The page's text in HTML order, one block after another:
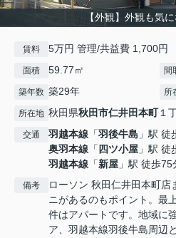
【外観】外観も気
賃料 5万円 管理/共益費 1,700円
面積 59.77㎡ 間
築年数 築29年 所
所在地 秋田県秋田市仁井田本町１
交通 羽越本線 「羽後牛島 」駅 徒
奥羽本線 「 四ツ小屋 」駅 徒
羽越本線 「新屋 」駅 徒歩75
備考
ローソン 秋田仁井田本町
ニがあるのもポイント。最
件はアパートです。地域に
ア、羽越本線羽後牛島周辺